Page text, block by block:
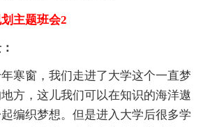
主题班会2
寒窗，我们走进了大学这个一直梦
方，这儿我们可以在知识的海洋遨
编织梦想。但是进入大学后很多学